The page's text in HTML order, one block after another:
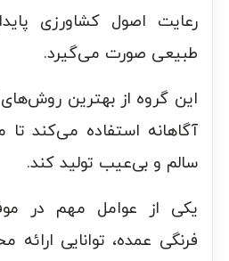
رعایت اصول کشاورزی
طبیعی صورت می‌گیرد.
این گروه از بهترین
آگاهانه استفاده می‌کند
سالم و بی‌عیب تولید کند.
یکی از عوامل مهم در
فرنگی عمده، توانایی